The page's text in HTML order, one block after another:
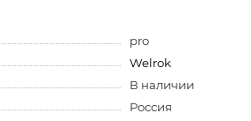
pro
Welrok
В наличии
Россия